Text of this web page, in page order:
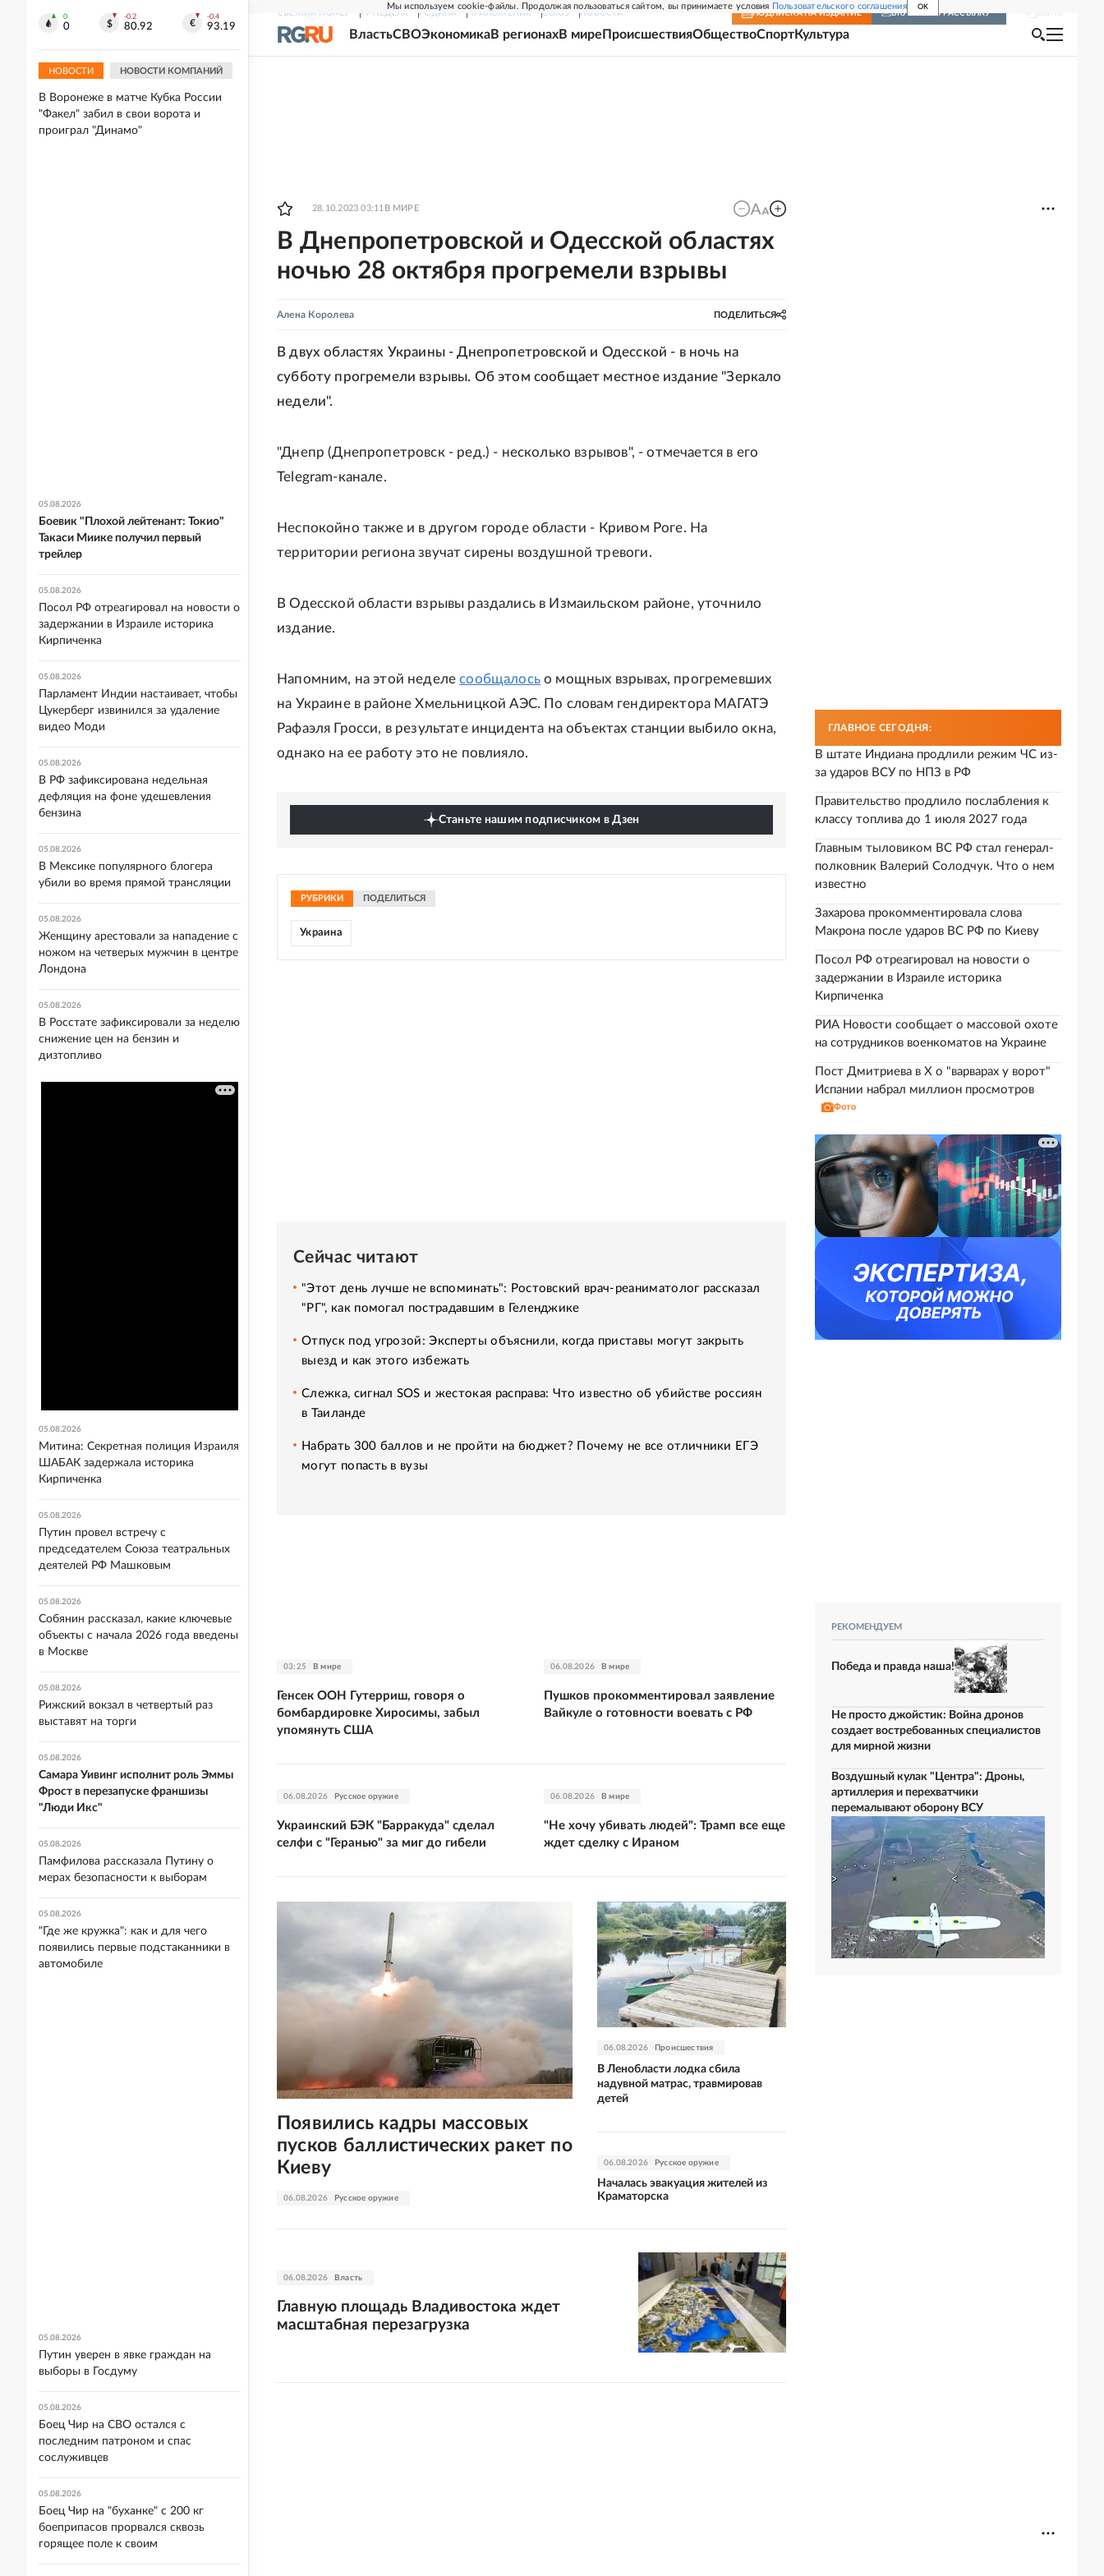
Мы используем cookie-файлы. Продолжая пользоваться сайтом, вы принимаете условия Пользовательского соглашения OK
СВЕЖИЙ НОМЕР РГ-НЕДЕЛЯ РОДИНА ПРИЛОЖЕНИЯ СОЮЗ НОВОСТИ ПОДПИСКА НА ИЗДАНИЕ ВКЛЮЧИТЬ РАССЫЛКУ
ВластьСВОЭкономикаВ регионахВ мире ПроисшествияОбществоСпортКультура
28.10.2023 03:11 В МИРЕ
В Днепропетровской и Одесской областях
ночью 28 октября прогремели взрывы
Алена Королева ПОДЕЛИТЬСЯ
В двух областях Украины - Днепропетровской и Одесской - в ночь на
субботу прогремели взрывы. Об этом сообщает местное издание "Зеркало
недели".
"Днепр (Днепропетровск - ред.) - несколько взрывов", - отмечается в его
Telegram-канале.
Неспокойно также и в другом городе области - Кривом Роге. На
территории региона звучат сирены воздушной тревоги.
В Одесской области взрывы раздались в Измаильском районе, уточнило
издание.
Напомним, на этой неделесообщалосьо мощных взрывах, прогремевших
на Украине в районе Хмельницкой АЭС. По словам гендиректора МАГАТЭ
Рафаэля Гросси, в результате инцидента на объектах станции выбило окна,
однако на ее работу это не повлияло.
Станьте нашим подписчиком в Дзен
РУБРИКИ ПОДЕЛИТЬСЯ
Украина
Сейчас читают
"Этот день лучше не вспоминать": Ростовский врач-реаниматолог рассказал
"РГ", как помогал пострадавшим в Геленджике
Отпуск под угрозой: Эксперты объяснили, когда приставы могут закрыть
выезд и как этого избежать
Слежка, сигнал SOS и жестокая расправа: Что известно об убийстве россиян
в Таиланде
Набрать 300 баллов и не пройти на бюджет? Почему не все отличники ЕГЭ
могут попасть в вузы
03:25 В мире
Генсек ООН Гутерриш, говоря о
бомбардировке Хиросимы, забыл
упомянуть США
06.08.2026 В мире
Пушков прокомментировал заявление
Вайкуле о готовности воевать с РФ
06.08.2026 Русское оружие
Украинский БЭК "Барракуда" сделал
селфи с "Геранью" за миг до гибели
06.08.2026 В мире
"Не хочу убивать людей": Трамп все еще
ждет сделку с Ираном
06.08.2026 Русское оружие
Появились кадры массовых
пусков баллистических ракет по
Киеву
06.08.2026 Происшествия
В Ленобласти лодка сбила
надувной матрас, травмировав
детей
06.08.2026 Русское оружие
Началась эвакуация жителей из
Краматорска
06.08.2026 Власть
Главную площадь Владивостока ждет
масштабная перезагрузка
ГЛАВНОЕ СЕГОДНЯ:
В штате Индиана продлили режим ЧС из-
за ударов ВСУ по НПЗ в РФ
Правительство продлило послабления к
классу топлива до 1 июля 2027 года
Главным тыловиком ВС РФ стал генерал-
полковник Валерий Солодчук. Что о нем
известно
Захарова прокомментировала слова
Макрона после ударов ВС РФ по Киеву
Посол РФ отреагировал на новости о
задержании в Израиле историка
Кирпиченка
РИА Новости сообщает о массовой охоте
на сотрудников военкоматов на Украине
Пост Дмитриева в X о "варварах у ворот"
Испании набрал миллион просмотров
Фото
РЕКОМЕНДУЕМ
Победа и правда наша!
Не просто джойстик: Война дронов
создает востребованных специалистов
для мирной жизни
Воздушный кулак "Центра": Дроны,
артиллерия и перехватчики
перемалывают оборону ВСУ
0
0
-0.2
80.92
-0.4
93.19
НОВОСТИ НОВОСТИ КОМПАНИЙ
"Спартак" разгромил "Оренбург" в
Кубке России, "Динамо" выиграло в
05.08.2026
В Воронеже в матче Кубка России
"Факел" забил в свои ворота и
проиграл "Динамо"
05.08.2026
Боевик "Плохой лейтенант: Токио"
Такаси Миике получил первый
трейлер
05.08.2026
Посол РФ отреагировал на новости о
задержании в Израиле историка
Кирпиченка
05.08.2026
Парламент Индии настаивает, чтобы
Цукерберг извинился за удаление
видео Моди
05.08.2026
В РФ зафиксирована недельная
дефляция на фоне удешевления
бензина
05.08.2026
В Мексике популярного блогера
убили во время прямой трансляции
05.08.2026
Женщину арестовали за нападение с
ножом на четверых мужчин в центре
Лондона
05.08.2026
В Росстате зафиксировали за неделю
снижение цен на бензин и
дизтопливо
05.08.2026
Митина: Секретная полиция Израиля
ШАБАК задержала историка
Кирпиченка
05.08.2026
Путин провел встречу с
председателем Союза театральных
деятелей РФ Машковым
05.08.2026
Собянин рассказал, какие ключевые
объекты с начала 2026 года введены
в Москве
05.08.2026
Рижский вокзал в четвертый раз
выставят на торги
05.08.2026
Самара Уивинг исполнит роль Эммы
Фрост в перезапуске франшизы
"Люди Икс"
05.08.2026
Памфилова рассказала Путину о
мерах безопасности к выборам
05.08.2026
"Где же кружка": как и для чего
появились первые подстаканники в
автомобиле
05.08.2026
Путин уверен в явке граждан на
выборы в Госдуму
05.08.2026
Боец Чир на СВО остался с
последним патроном и спас
сослуживцев
05.08.2026
Боец Чир на "буханке" с 200 кг
боеприпасов прорвался сквозь
горящее поле к своим